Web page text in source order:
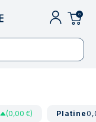
0
(0,00 €) Platine